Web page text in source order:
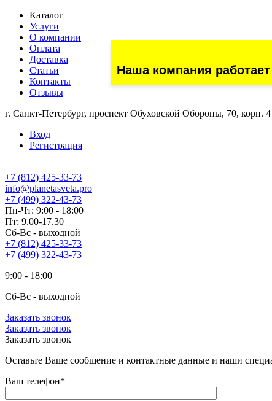
Каталог
Услуги
О компании
Оплата
Доставка
Статьи
Контакты
Отзывы
г. Санкт-Петербург, проспект Обуховской Обороны, 70, корп. 4
Вход
Регистрация
+7 (812) 425-33-73
Наша компания
info@planetasveta.pro
+7 (499) 322-43-73
Пн-Чт: 9:00 - 18:00
Пт: 9.00-17.30
Сб-Вс - выходной
+7 (812) 425-33-73
+7 (499) 322-43-73
9:00 - 18:00
Сб-Вс - выходной
Заказать звонок
Заказать звонок
Заказать звонок
Оставьте Ваше сообщение и контактные данные и наши
Ваш телефон*